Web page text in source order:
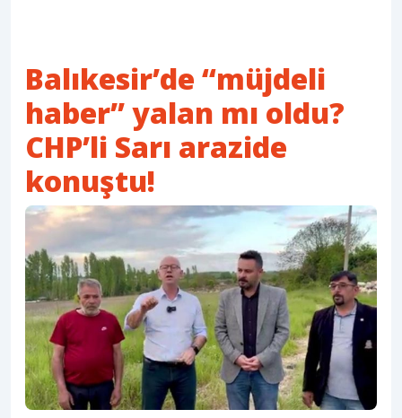
Balıkesir’de “müjdeli
haber” yalan mı oldu?
CHP’li Sarı arazide
konuştu!